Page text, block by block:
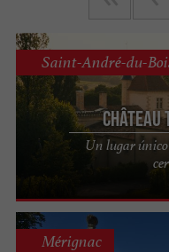
Château
Un lugar
Saint-André-du-
Mérignac